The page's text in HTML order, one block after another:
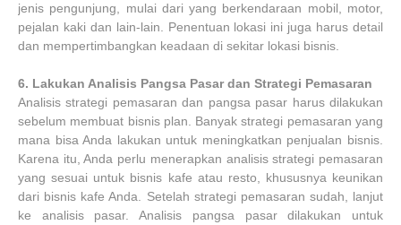
jenis pengunjung, mulai dari yang berkendaraan mobil, motor,
pejalan kaki dan lain-lain. Penentuan lokasi ini juga harus detail
dan mempertimbangkan keadaan di sekitar lokasi bisnis.
6. Lakukan Analisis Pangsa Pasar dan Strategi Pemasaran
Analisis strategi pemasaran dan pangsa pasar harus dilakukan
sebelum membuat bisnis plan. Banyak strategi pemasaran yang
mana bisa Anda lakukan untuk meningkatkan penjualan bisnis.
Karena itu, Anda perlu menerapkan analisis strategi pemasaran
yang sesuai untuk bisnis kafe atau resto, khususnya keunikan
dari bisnis kafe Anda. Setelah strategi pemasaran sudah, lanjut
ke analisis pasar. Analisis pangsa pasar dilakukan untuk